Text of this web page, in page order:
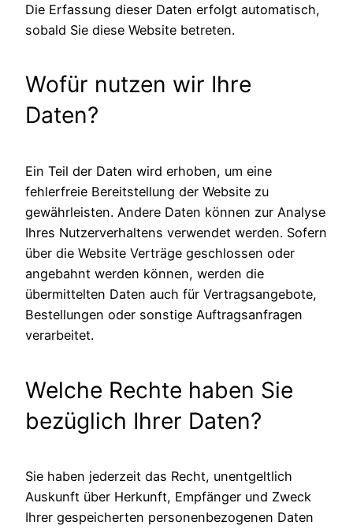
Die Erfassung dieser Daten erfolgt automatisch,
sobald Sie diese Website betreten.
Wofür nutzen wir Ihre
Daten?
Ein Teil der Daten wird erhoben, um eine
fehlerfreie Bereitstellung der Website zu
gewährleisten. Andere Daten können zur Analyse
Ihres Nutzerverhaltens verwendet werden. Sofern
über die Website Verträge geschlossen oder
angebahnt werden können, werden die
übermittelten Daten auch für Vertragsangebote,
Bestellungen oder sonstige Auftragsanfragen
verarbeitet.
Welche Rechte haben Sie
bezüglich Ihrer Daten?
Sie haben jederzeit das Recht, unentgeltlich
Auskunft über Herkunft, Empfänger und Zweck
Ihrer gespeicherten personenbezogenen Daten